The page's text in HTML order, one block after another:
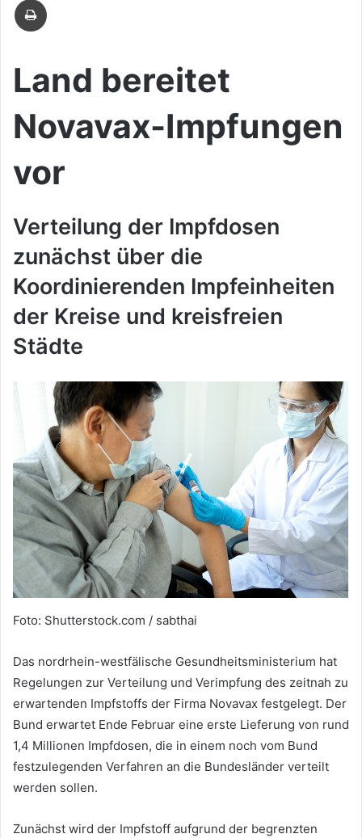
Land bereitet
Novavax-Impfungen
vor
Verteilung der Impfdosen
zunächst über die
Koordinierenden Impfeinheiten
der Kreise und kreisfreien
Städte
Foto: Shutterstock.com / sabthai
Das nordrhein-westfälische Gesundheitsministerium hat
Regelungen zur Verteilung und Verimpfung des zeitnah zu
erwartenden Impfstoffs der Firma Novavax festgelegt. Der
Bund erwartet Ende Februar eine erste Lieferung von rund
1,4 Millionen Impfdosen, die in einem noch vom Bund
festzulegenden Verfahren an die Bundesländer verteilt
werden sollen.
Zunächst wird der Impfstoff aufgrund der begrenzten